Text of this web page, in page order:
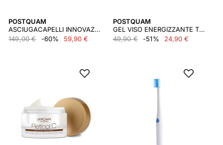
POSTQUAM
ASCIUGACAPELLI INNOVAZIONE 2200W TERAPIA AGLI IONI BLU HIGH TECH
149,00 €
-60% 59,90 €
POSTQUAM
GEL VISO ENERGIZZANTE TURBOBOOST 24H EFFETTO ENERGIZZANTE 50ML
49,90 €
-51% 24,90 €